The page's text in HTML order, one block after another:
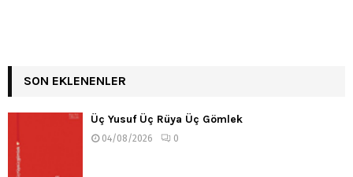
SON EKLENENLER
Üç Yusuf Üç Rüya Üç Gömlek
04/08/2026 0